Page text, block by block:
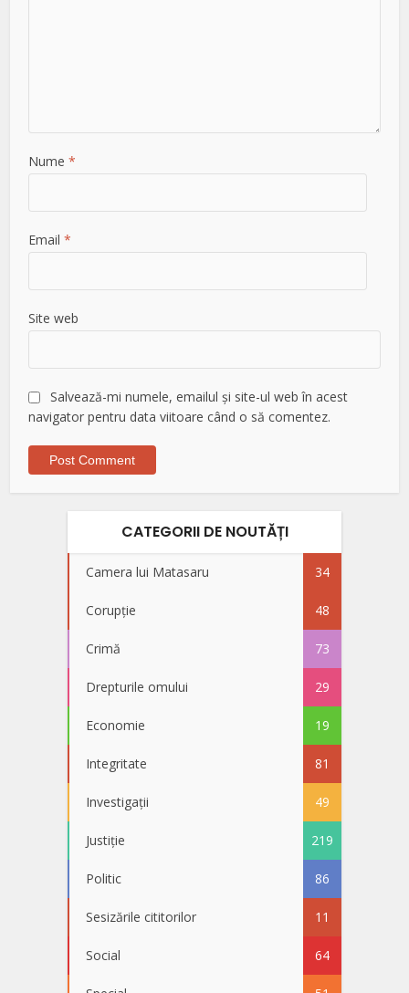
Nume*
Email*
Site web
Salvează-mi numele, emailul și site-ul web în acest
navigator pentru data viitoare când o să comentez.
CATEGORII DE NOUTĂȚI
Camera lui Matasaru 34
Corupție 48
Crimă 73
Drepturile omului 29
Economie 19
Integritate 81
Investigații 49
Justiție 219
Politic 86
Sesizările cititorilor 11
Social 64